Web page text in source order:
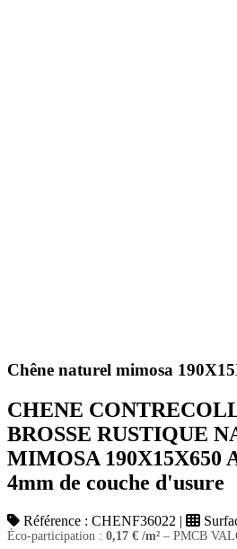
Chêne naturel mimosa
CHENE
BROSSE RUSTIQUE
MIMOSA 190X15X650
4mm de couche d'usure
Référence : CHENF36022 |
Éco-participation : 0,17 € /m² – PMCB